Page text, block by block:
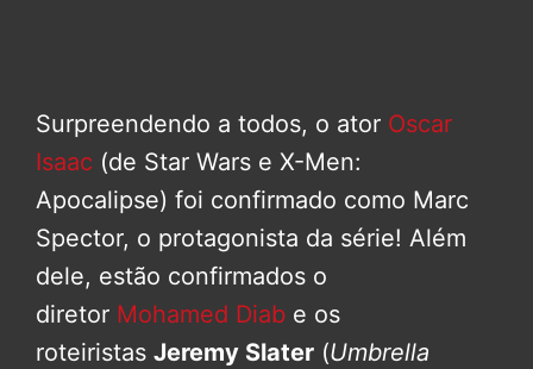
Surpreendendo a todos, o ator Oscar
Isaac (de Star Wars e X-Men:
Apocalipse) foi confirmado como Marc
Spector, o protagonista da série! Além
dele, estão confirmados o
diretor Mohamed Diab e os
roteiristas Jeremy Slater (Umbrella